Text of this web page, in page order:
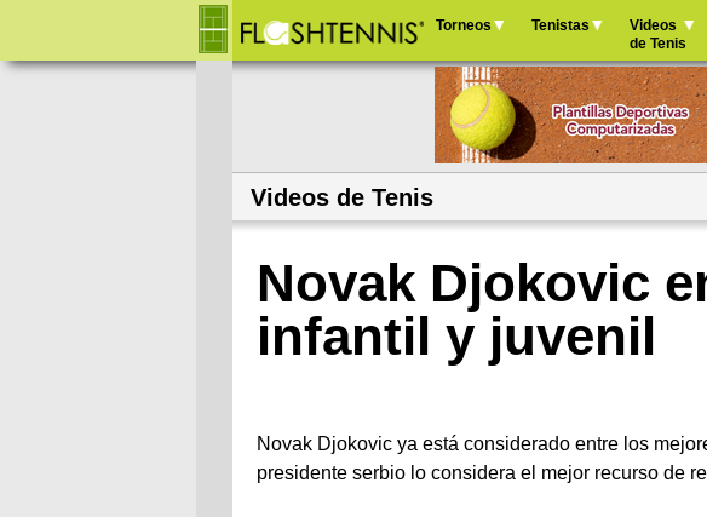
principal
Torneos Tenistas
Videos
de Tenis
Videos de Tenis
Novak Djokovic
infantil y juvenil
Novak Djokovic ya está considerado entre los
presidente serbio lo considera el mejor recurso de